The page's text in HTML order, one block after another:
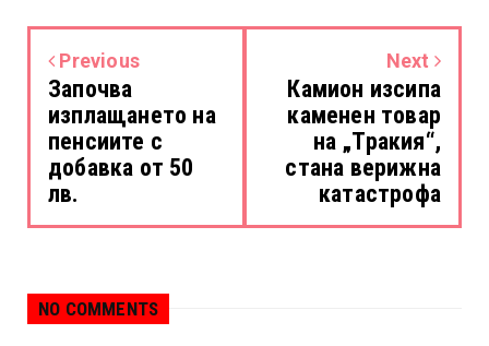
Previous
Започва
изплащането на
пенсиите с
добавка от 50
лв.
Next
Камион изсипа
каменен товар
на „Тракия“,
стана верижна
катастрофа
NO COMMENTS